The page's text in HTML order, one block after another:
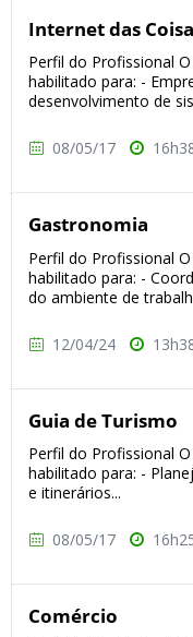
Internet das
Perfil do Profissional
habilitado para: -
desenvolvimento de
08/05/17
Gastronomia
Perfil do Profissional
habilitado para: -
do ambiente de
12/04/24
Guia de Turismo
Perfil do Profissional
habilitado para: -
e itinerários...
08/05/17
Comércio